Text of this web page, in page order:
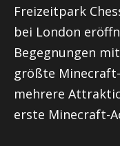
Freizeitpark
bei London
Begegnungen
größte
mehrere
erste Minecraft-